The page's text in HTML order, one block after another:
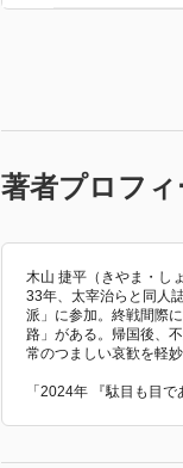
著者プロフ
木山 捷平（きやま・し
33年、太宰治らと同人
派」に参加。終戦間際
路」がある。帰国後、
常のつましい哀歓を軽
「2024年 『駄目も目